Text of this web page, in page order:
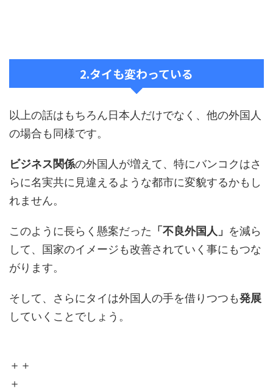
2.タイも変わっている
以上の話はもちろん日本人だけでなく、他の外国人
の場合も同様です。
ビジネス関係の外国人が増えて、特にバンコクはさ
らに名実共に見違えるような都市に変貌するかもし
れません。
このように長らく懸案だった 「不良外国人」 を減ら
して、国家のイメージも改善されていく事にもつな
がります。
そして、さらにタイは外国人の手を借りつつも発展
していくことでしょう。
＋＋
＋